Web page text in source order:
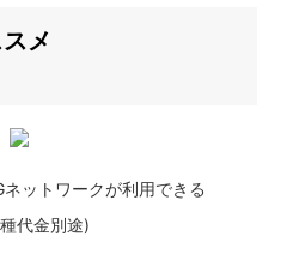
メ
ットワークが利用できる
代金別途)